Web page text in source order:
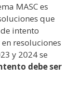
MASC es
que
intento
resoluciones
y 2024 se
debe ser